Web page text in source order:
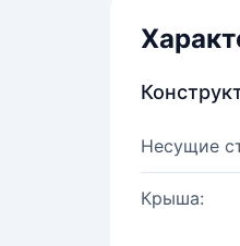
Несущие
Крыша: